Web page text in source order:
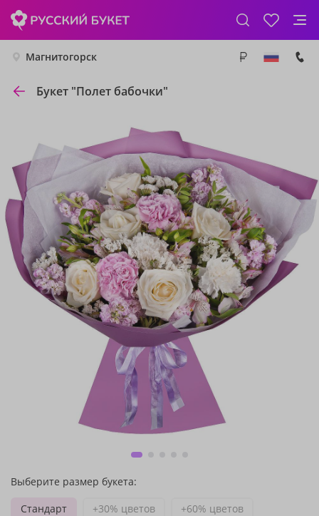
Магнитогорск
Букет "Полет бабочки"
Выберите размер букета:
Стандарт
+30% цветов +60% цветов